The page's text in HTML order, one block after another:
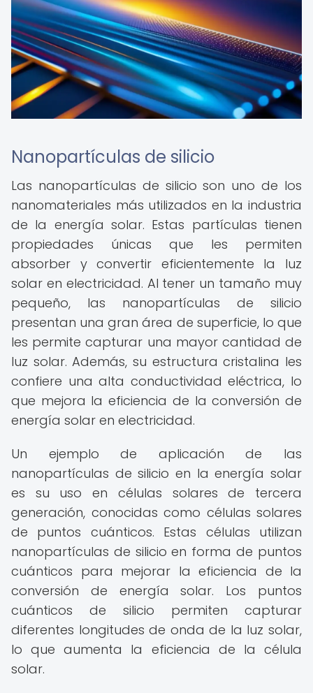
Nanopartículas de silicio
Las nanopartículas de silicio son uno de los
nanomateriales más utilizados en la industria
de la energía solar. Estas partículas tienen
propiedades únicas que les permiten
absorber y convertir eficientemente la luz
solar en electricidad. Al tener un tamaño muy
pequeño, las nanopartículas de silicio
presentan una gran área de superficie, lo que
les permite capturar una mayor cantidad de
luz solar. Además, su estructura cristalina les
confiere una alta conductividad eléctrica, lo
que mejora la eficiencia de la conversión de
energía solar en electricidad.
Un ejemplo de aplicación de las
nanopartículas de silicio en la energía solar
es su uso en células solares de tercera
generación, conocidas como células solares
de puntos cuánticos. Estas células utilizan
nanopartículas de silicio en forma de puntos
cuánticos para mejorar la eficiencia de la
conversión de energía solar. Los puntos
cuánticos de silicio permiten capturar
diferentes longitudes de onda de la luz solar,
lo que aumenta la eficiencia de la célula
solar.